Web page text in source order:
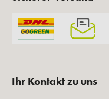
Ihr Kontakt zu uns